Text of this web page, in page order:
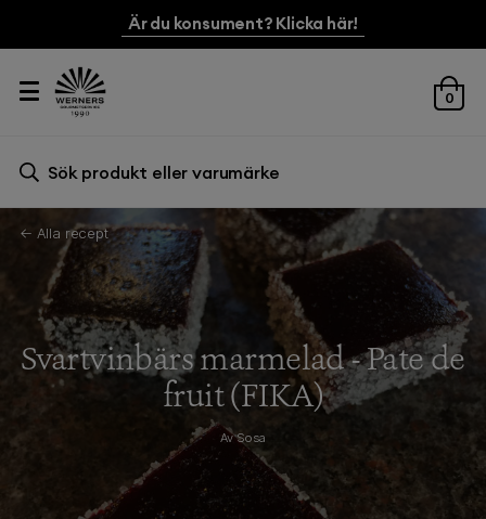
Är du konsument? Klicka här!
0
Sök
← Alla recept
Svartvinbärs marmelad - Pate de
fruit (FIKA)
Av Sosa